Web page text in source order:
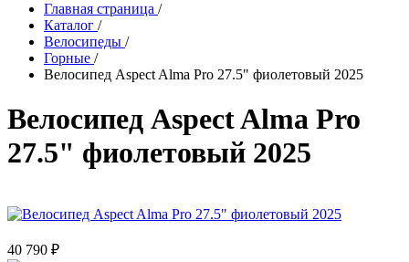
Главная страница /
Каталог /
Велосипеды /
Горные /
Велосипед Aspect Alma Pro 27.5" фиолетовый 2025
Велосипед Aspect Alma Pro
27.5" фиолетовый 2025
40 790 ₽